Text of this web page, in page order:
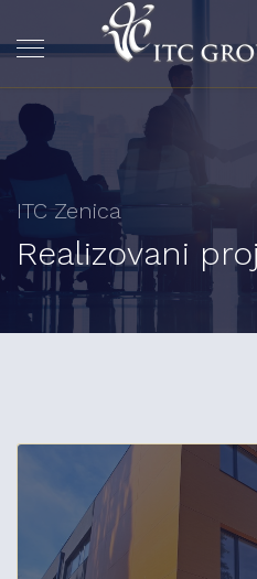
ITC Zenica
Realizovani